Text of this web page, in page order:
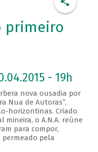
primeiro
- 19h
nova ousadia por
Nua de Autoras”,
horizontinas. Criado
mineira, o A.N.A. reúne
para compor,
pela